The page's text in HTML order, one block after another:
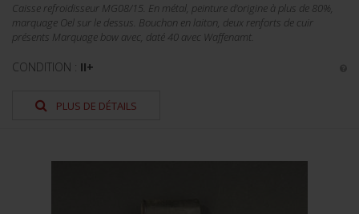
Caisse refroidisseur MG08/15. En métal, peinture d'origine à plus de 80%,
marquage Oel sur le dessus. Bouchon en laiton, deux renforts de cuir
présents Marquage bow avec, daté 40 avec Waffenamt.
CONDITION : II+
PLUS DE DÉTAILS